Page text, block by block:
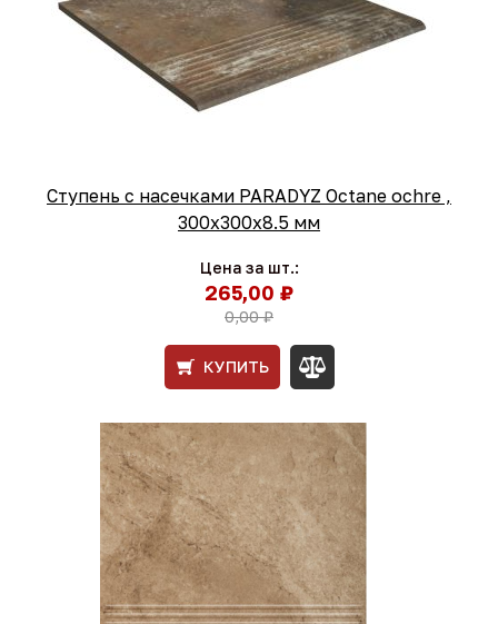
Ступень с насечками PARADYZ Octane ochre ,
300x300x8.5 мм
Цена за шт.:
265,00 ₽
0,00 ₽
КУПИТЬ